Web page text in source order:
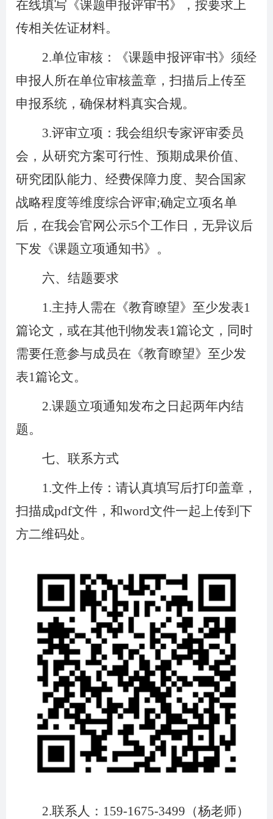
在线填写《课题申报评审书》，按要求上
传相关佐证材料。
2.单位审核：《课题申报评审书》须经
申报人所在单位审核盖章，扫描后上传至
申报系统，确保材料真实合规。
3.评审立项：我会组织专家评审委员
会，从研究方案可行性、预期成果价值、
研究团队能力、经费保障力度、契合国家
战略程度等维度综合评审;确定立项名单
后，在我会官网公示5个工作日，无异议后
下发《课题立项通知书》。
六、结题要求
1.主持人需在《教育瞭望》至少发表1
篇论文，或在其他刊物发表1篇论文，同时
需要任意参与成员在《教育瞭望》至少发
表1篇论文。
2.课题立项通知发布之日起两年内结
题。
七、联系方式
1.文件上传：请认真填写后打印盖章，
扫描成pdf文件，和word文件一起上传到下
方二维码处。
2.联系人： 159-1675-3499 （杨老师）